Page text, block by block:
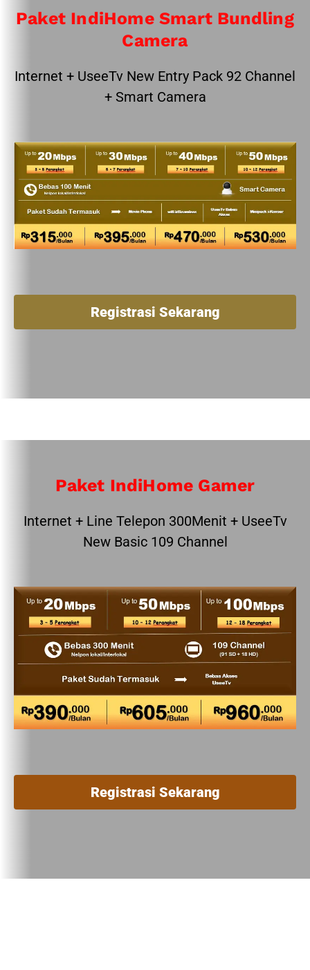
Paket IndiHome Smart Bundling
Camera
Internet + UseeTv New Entry Pack 92 Channel
+ Smart Camera
Registrasi Sekarang
Paket IndiHome Gamer
Internet + Line Telepon 300Menit + UseeTv
New Basic 109 Channel
Registrasi Sekarang